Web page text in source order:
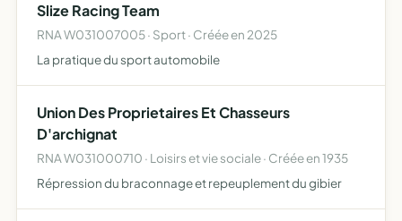
Slize Racing Team
RNA W031007005 · Sport · Créée en 2025
La pratique du sport automobile
Union Des Proprietaires Et Chasseurs
D'archignat
RNA W031000710 · Loisirs et vie sociale · Créée en 1935
Répression du braconnage et repeuplement du gibier